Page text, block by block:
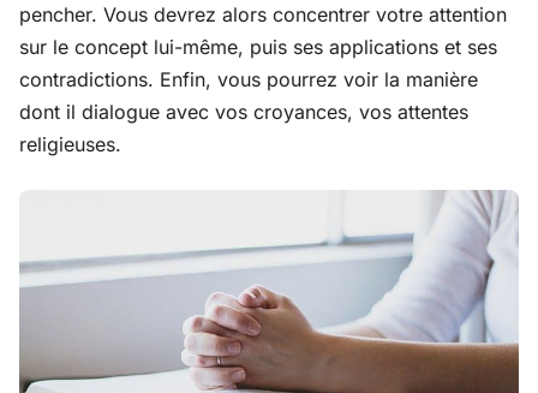
pencher. Vous devrez alors concentrer votre attention
sur le concept lui-même, puis ses applications et ses
contradictions. Enfin, vous pourrez voir la manière
dont il dialogue avec vos croyances, vos attentes
religieuses.